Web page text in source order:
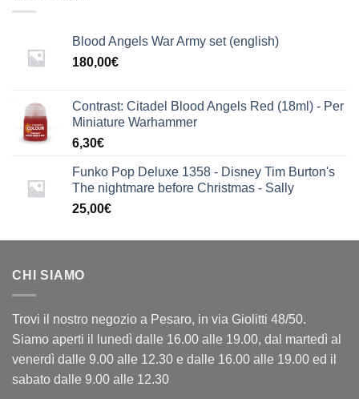
Blood Angels War Army set (english)
180,00€
Contrast: Citadel Blood Angels Red (18ml) - Per
Miniature Warhammer
6,30€
Funko Pop Deluxe 1358 - Disney Tim Burton's
The nightmare before Christmas - Sally
25,00€
CHI SIAMO
Trovi il nostro negozio a Pesaro, in via Giolitti 48/50.
Siamo aperti il lunedì dalle 16.00 alle 19.00, dal martedì al
venerdì dalle 9.00 alle 12.30 e dalle 16.00 alle 19.00 ed il
sabato dalle 9.00 alle 12.30